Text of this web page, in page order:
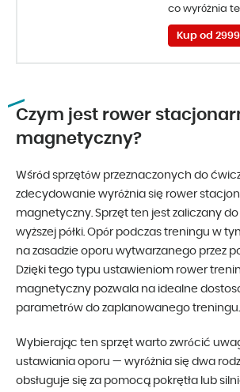
co wyróżnia
Kup od
Czym jest rower
magnetyczny?
Wśród sprzętów przeznaczonych do
zdecydowanie wyróżnia się rower
magnetyczny. Sprzęt ten jest zaliczany do
wyższej półki. Opór podczas treningu w
na zasadzie oporu wytwarzanego przez
Dzięki tego typu ustawieniom rower
magnetyczny pozwala na idealne
parametrów do zaplanowanego treningu.
Wybierając ten sprzęt warto zwrócić
ustawiania oporu — wyróżnia się dwa
obsługuje się za pomocą pokrętła lub